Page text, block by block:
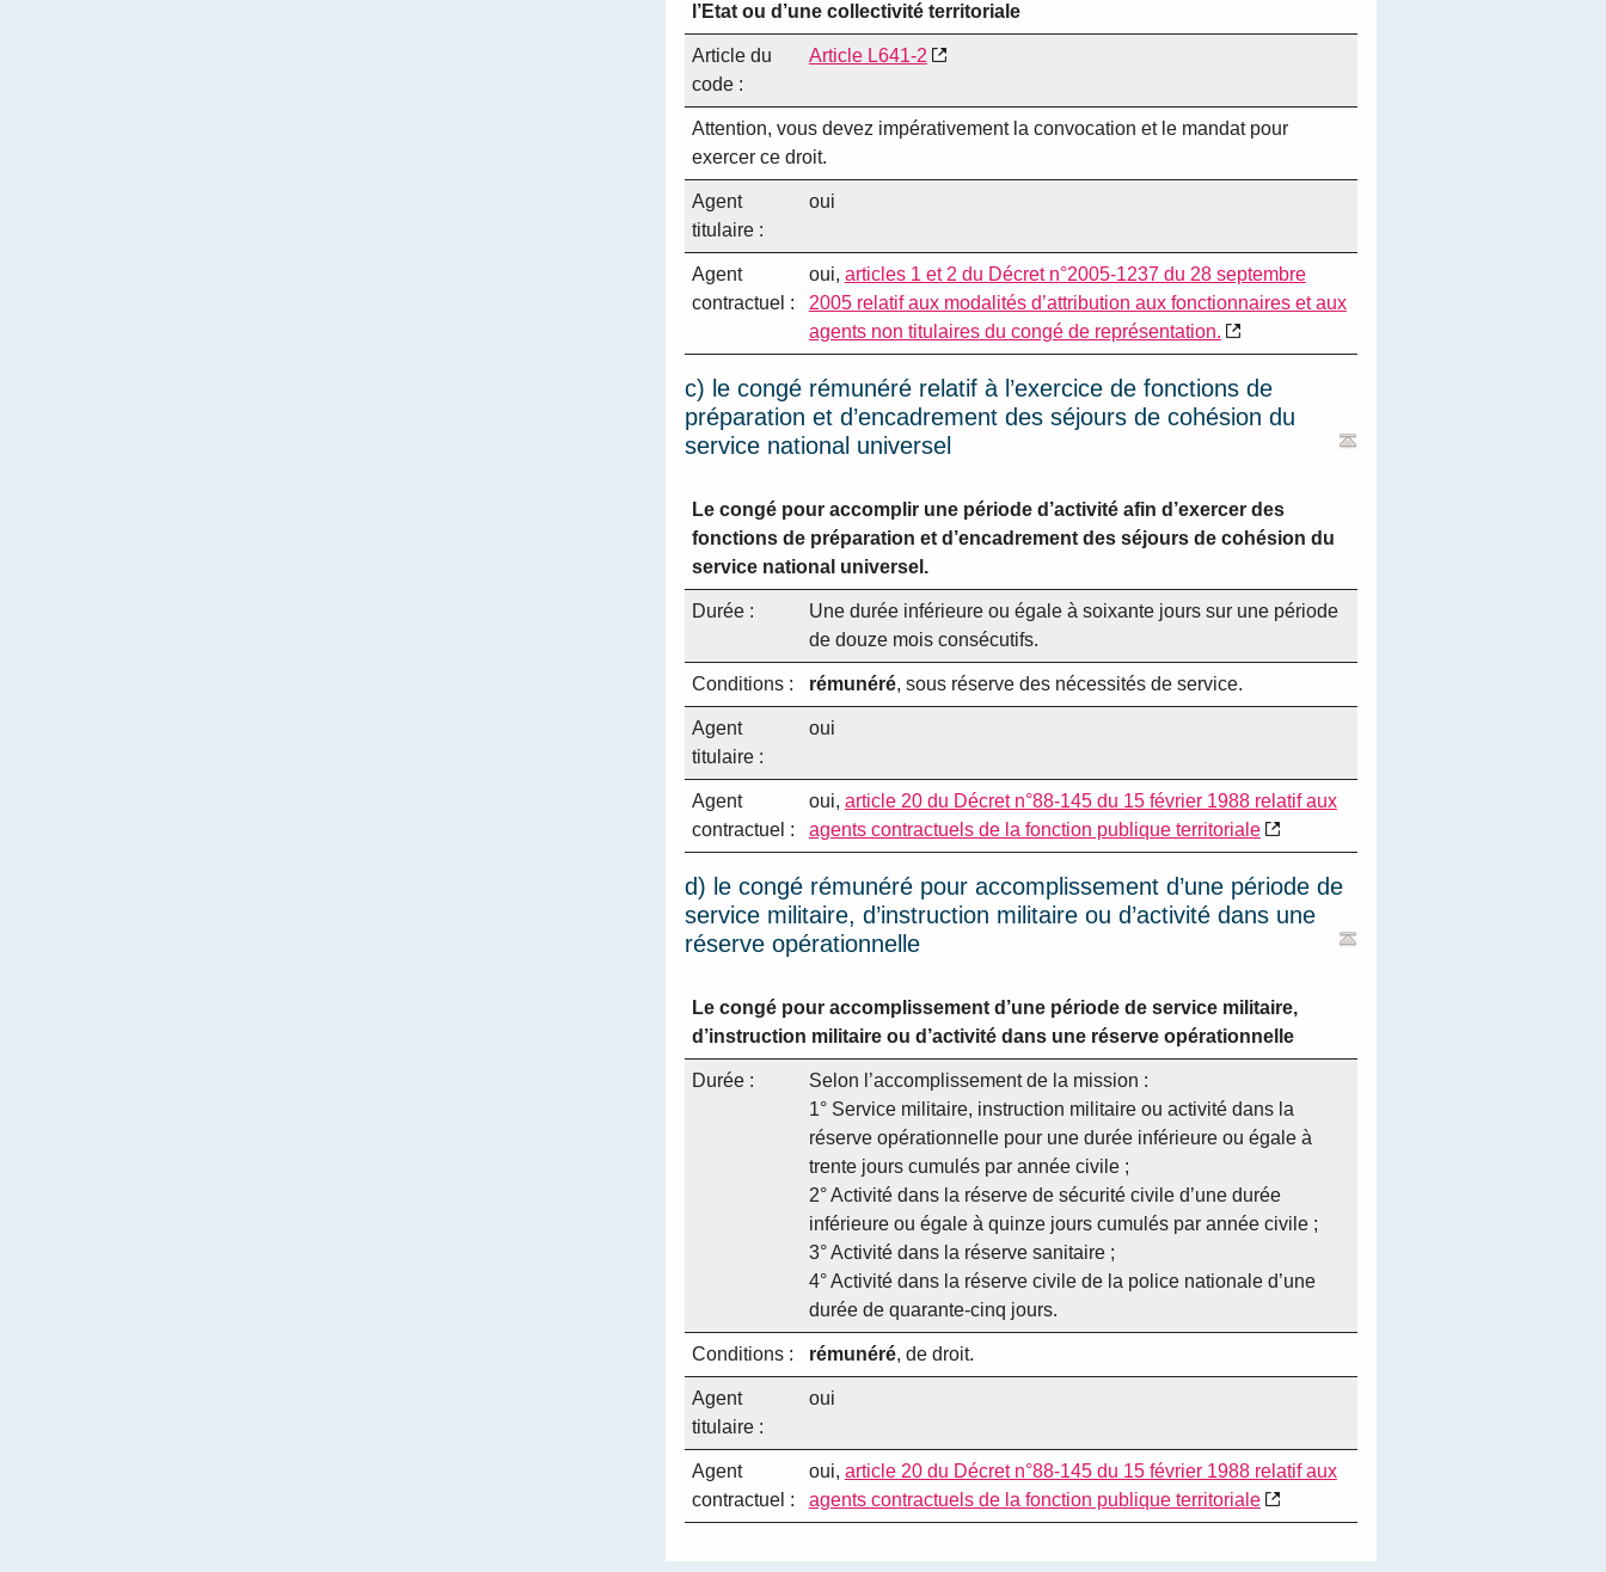
l’Etat ou d’une collectivité territoriale
Article du
code :
Article L641-2
Attention, vous devez impérativement la convocation et le mandat pour
exercer ce droit.
Agent
titulaire :
oui
Agent
contractuel :
oui, articles 1 et 2 du Décret n°2005-1237 du 28 septembre
2005 relatif aux modalités d’attribution aux fonctionnaires et aux
agents non titulaires du congé de représentation.
c) le congé rémunéré relatif à l’exercice de fonctions de
préparation et d’encadrement des séjours de cohésion du
service national universel
Le congé pour accomplir une période d’activité afin d’exercer des
fonctions de préparation et d’encadrement des séjours de cohésion du
service national universel.
Durée :
Une durée inférieure ou égale à soixante jours sur une période
de douze mois consécutifs.
Conditions : rémunéré, sous réserve des nécessités de service.
Agent
titulaire :
oui
Agent
contractuel :
oui, article 20 du Décret n°88-145 du 15 février 1988 relatif aux
agents contractuels de la fonction publique territoriale
d) le congé rémunéré pour accomplissement d’une période de
service militaire, d’instruction militaire ou d’activité dans une
réserve opérationnelle
Le congé pour accomplissement d’une période de service militaire,
d’instruction militaire ou d’activité dans une réserve opérationnelle
Durée :
Selon l’accomplissement de la mission :
1° Service militaire, instruction militaire ou activité dans la
réserve opérationnelle pour une durée inférieure ou égale à
trente jours cumulés par année civile ;
2° Activité dans la réserve de sécurité civile d’une durée
inférieure ou égale à quinze jours cumulés par année civile ;
3° Activité dans la réserve sanitaire ;
4° Activité dans la réserve civile de la police nationale d’une
durée de quarante-cinq jours.
Conditions : rémunéré, de droit.
Agent
titulaire :
oui
Agent
contractuel :
oui, article 20 du Décret n°88-145 du 15 février 1988 relatif aux
agents contractuels de la fonction publique territoriale